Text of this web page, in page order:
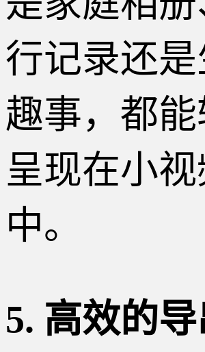
行记录还
趣事，都
呈现在小
中。
5. 高效的导